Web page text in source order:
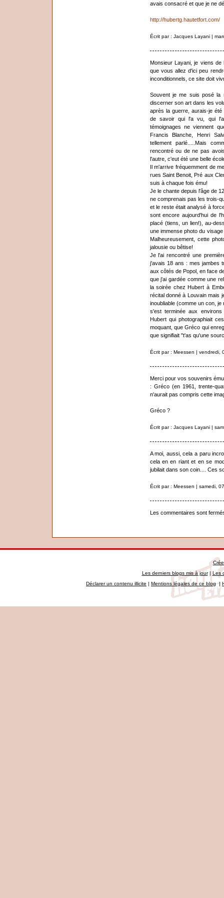
avais consacré et que je ne
http://hubertg.hautetfort.com/
Écrit par : Jacques Layani |
Monsieur Layani, je viens
que vous allez d'ici peu
inconditionnels, ce site doit
Souvent je me suis posé la
discerner son art dans les
après la guerre, aurais-je
de savoir qui l'a vu, qui
témoignages ne viennent
Francis Blanche, Henri
tellement parlé.....Mais
rencontré ou de ne pas
l'autre, c'eut été une belle
Il m'arrive fréquemment de
rues Saint Benoit, Pré aux
suis à chaque fois ému!
Je le chante depuis l'âge de
ne comprenais pas les trois-
et le reste était analysé à
sont encore aujourd'hui de
placé (tiens, un lien!), au-
une immense photo du
Malheureusement, cette
jalousie ou bêtise!
Je l'ai rencontré une
j'avais 18 ans : mes jambes
aux côtés de Popol, en face
que j'ai gardée comme une
la soirée chez Hubert à
récital donné à Louvain mais
inoubliable (comme un con,
s'est terminée aux
Hubert qui photographiait
moquant, que Gréco qui
que signifiait "t'as qu'une
Écrit par : Meessen | vendredi,
Merci pour vos souvenirs
: Gréco (en 1961, trente-
n'aurait pas compris cette
Gréco ?
Écrit par : Jacques Layani |
A moi, aussi, cela a paru
cela en en riant et en se
jubilait dans son coin.... Ces
Écrit par : Meessen | samedi,
Les commentaires sont
Les derniers blogs mis à jour|Les
Déclarer un contenu illicite | Mentions légales de ce blog|